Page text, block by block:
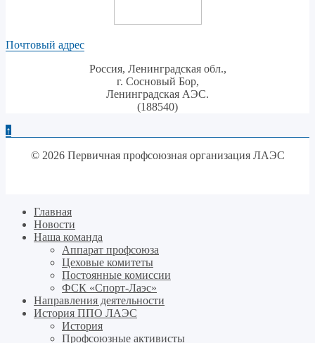
Почтовый адрес
Россия, Ленинградская обл.,
г. Сосновый Бор,
Ленинградская АЭС.
(188540)
↑
© 2026 Первичная профсоюзная организация ЛАЭС
Главная
Новости
Наша команда
Аппарат профсоюза
Цеховые комитеты
Постоянные комиссии
ФСК «Спорт-Лаэс»
Направления деятельности
История ППО ЛАЭС
История
Профсоюзные активисты